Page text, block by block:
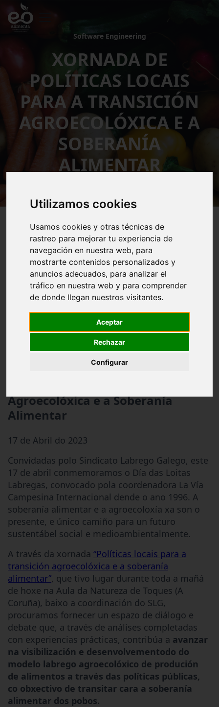
Utilizamos cookies
Usamos cookies y otras técnicas de
rastreo para mejorar tu experiencia de
navegación en nuestra web, para
mostrarte contenidos personalizados y
anuncios adecuados, para analizar el
tráfico en nuestra web y para comprender
de donde llegan nuestros visitantes.
Aceptar
Rechazar
Configurar
Software Engineering
XORNADA DE
POLÍTICAS LOCAIS
PARA A TRANSICIÓN
AGROECOLÓXICA E A
SOBERANÍA
ALIMENTAR
Agroecolóxica e a Soberanía
Alimentar
17 de Abril do 2023
Convidadas polo Sindicato Labrego Galego, este
17 de abril conmemoramos o Día das Loitas
Labregas, convocado pola coordenadora La Vía
Campesina Internacional dende o ano 1996. A
soberanía alimentar e a agroecoloxía xa son o
presente, e único camiño para un futuro
sustentábel social e medioambientalmente.
A través da xornada “Políticas locais para a
transición agroecolóxica e a soberanía
alimentar”, que tivo lugar durante toda a mañá
de hoxe na Aula da Natureza de Toques (A
Coruña), baixo a coordinación do SLG,
procuramos fornecer un espazo de diálogo e
debate que, a través de análises completadas
con experiencias prácticas, contribúa a avanzar
na visibilización e desenvolvementodo do
modelo labrego agroecolóxico de produción
de alimentos a través das políticas públicas,
co obxectivo de transitar cara a soberanía
alimentar dos pobos.